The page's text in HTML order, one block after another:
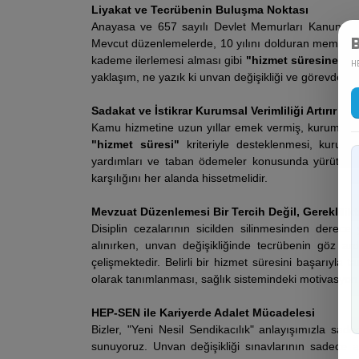
​Liyakat ve Tecrübenin Buluşma Noktası
​Anayasa ve 657 sayılı Devlet Memurları
Mevcut düzenlemelerde, 10 yılını dolduran
kademe ilerlemesi alması gibi "hizmet süresine
yaklaşım, ne yazık ki unvan değişikliği ve görevde
​Sadakat ve İstikrar Kurumsal Verimliliği Artırır
​Kamu hizmetine uzun yıllar emek vermiş, kurum
"hizmet süresi" kriteriyle desteklenmesi,
yardımları ve taban ödemeler konusunda
karşılığını her alanda hissetmelidir.
​Mevzuat Düzenlemesi Bir Tercih Değil, Gerekliliktir
​Disiplin cezalarının sicilden silinmesinden
alınırken, unvan değişikliğinde tecrübenin göz
çelişmektedir. Belirli bir hizmet süresini başarıyla
olarak tanımlanması, sağlık sistemindeki
​HEP-SEN ile Kariyerde Adalet Mücadelesi
​Bizler, "Yeni Nesil Sendikacılık" anlayışımızla
sunuyoruz. Unvan değişikliği sınavlarının sadece